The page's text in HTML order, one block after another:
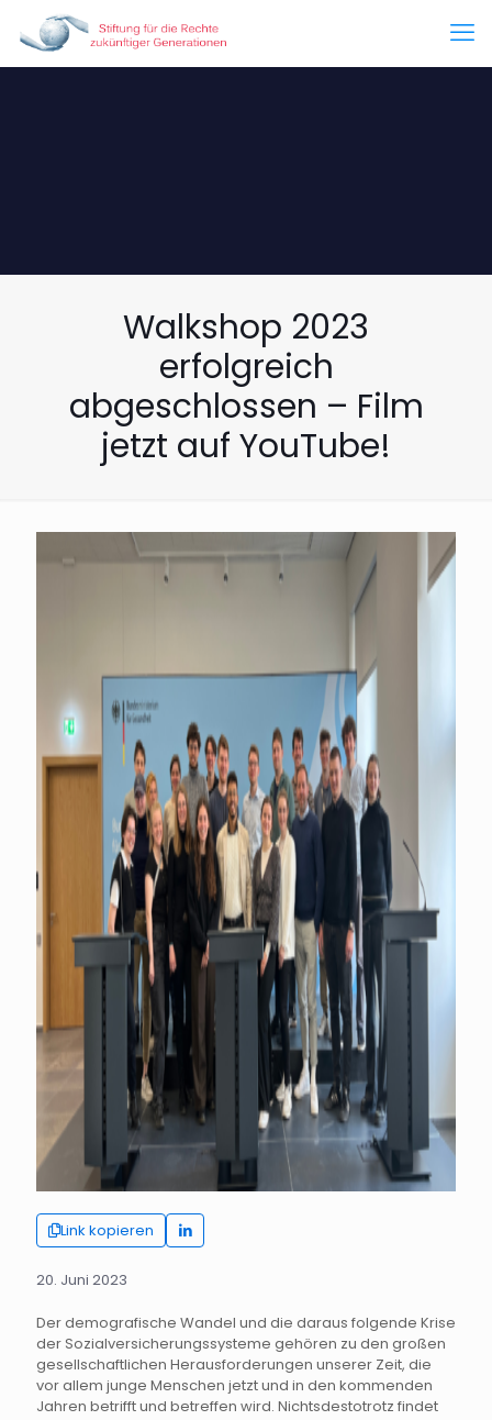
Walkshop 2023
erfolgreich
abgeschlossen – Film
jetzt auf YouTube!
Link kopieren
20. Juni 2023
Der demografische Wandel und die daraus folgende Krise
der Sozialversicherungssysteme gehören zu den großen
gesellschaftlichen Herausforderungen unserer Zeit, die
vor allem junge Menschen jetzt und in den kommenden
Jahren betrifft und betreffen wird. Nichtsdestotrotz findet